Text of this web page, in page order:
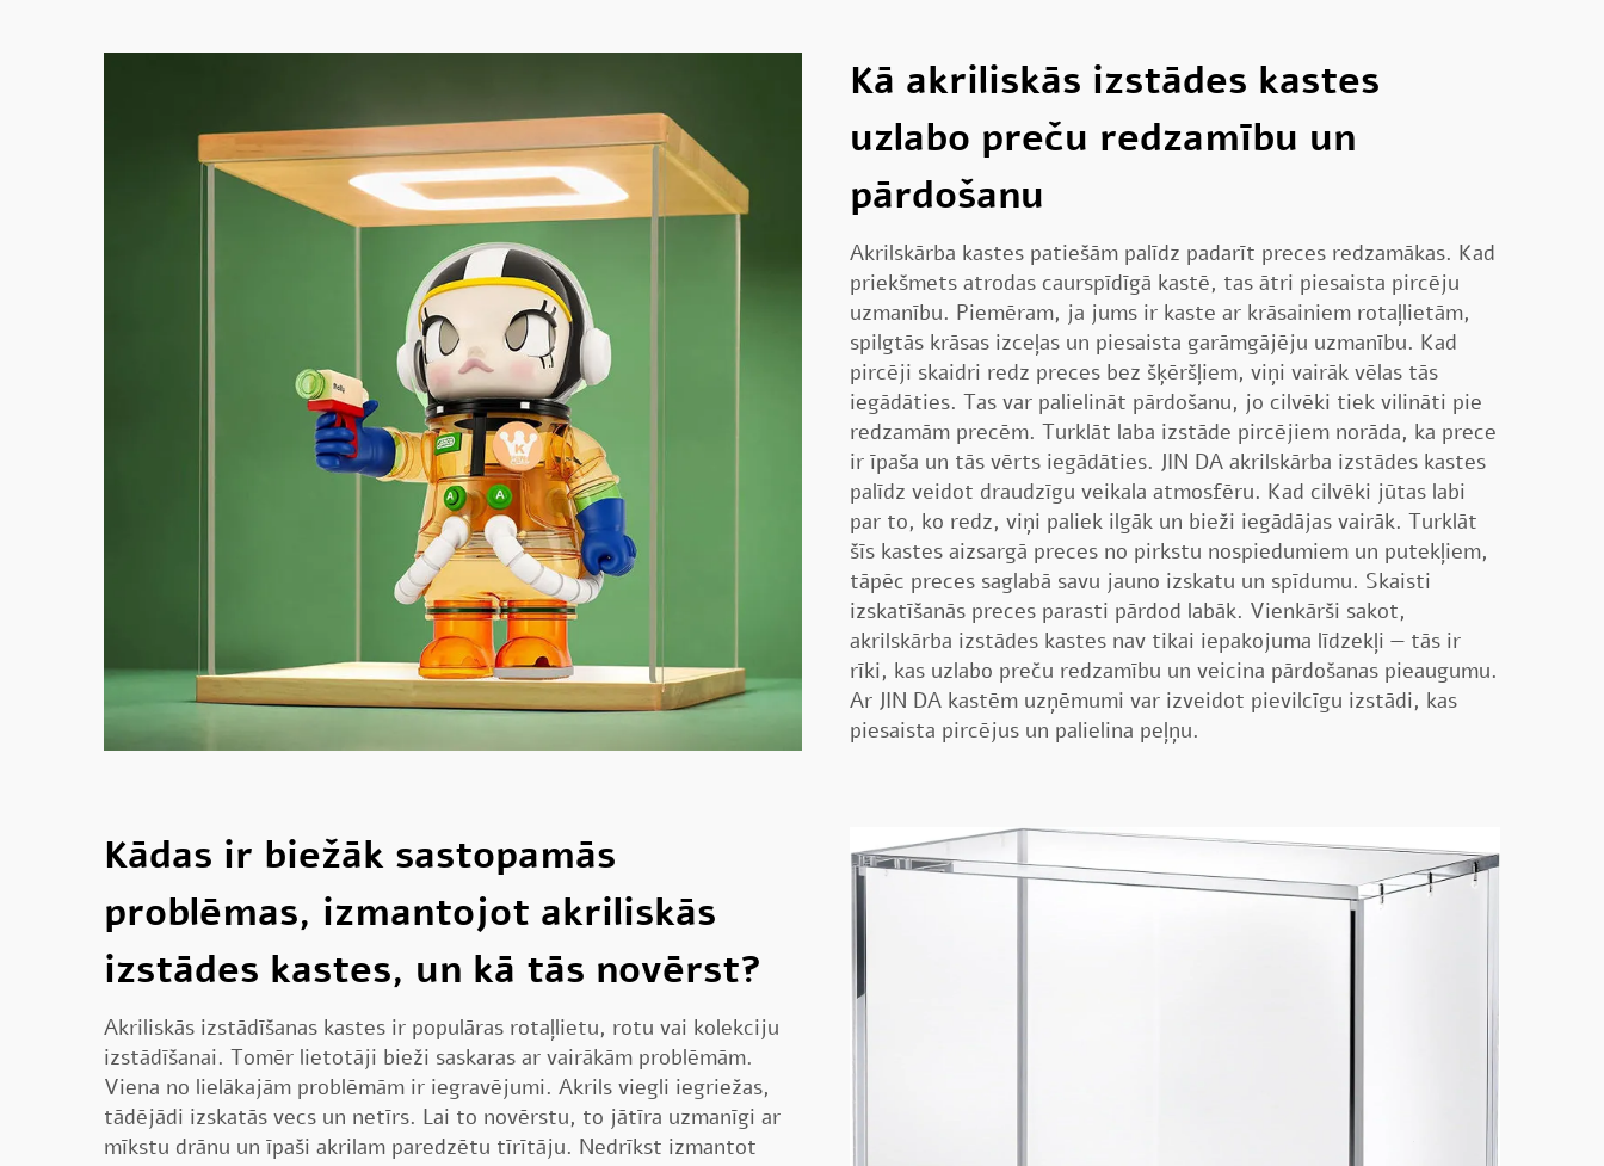
Kā akriliskās izstādes kastes
uzlabo preču redzamību un
pārdošanu
Akrilskārba kastes patiešām palīdz padarīt preces redzamākas. Kad
priekšmets atrodas caurspīdīgā kastē, tas ātri piesaista pircēju
uzmanību. Piemēram, ja jums ir kaste ar krāsainiem rotaļlietām,
spilgtās krāsas izceļas un piesaista garāmgājēju uzmanību. Kad
pircēji skaidri redz preces bez šķēršļiem, viņi vairāk vēlas tās
iegādāties. Tas var palielināt pārdošanu, jo cilvēki tiek vilināti pie
redzamām precēm. Turklāt laba izstāde pircējiem norāda, ka prece
ir īpaša un tās vērts iegādāties. JIN DA akrilskārba izstādes kastes
palīdz veidot draudzīgu veikala atmosfēru. Kad cilvēki jūtas labi
par to, ko redz, viņi paliek ilgāk un bieži iegādājas vairāk. Turklāt
šīs kastes aizsargā preces no pirkstu nospiedumiem un putekļiem,
tāpēc preces saglabā savu jauno izskatu un spīdumu. Skaisti
izskatīšanās preces parasti pārdod labāk. Vienkārši sakot,
akrilskārba izstādes kastes nav tikai iepakojuma līdzekļi — tās ir
rīki, kas uzlabo preču redzamību un veicina pārdošanas pieaugumu.
Ar JIN DA kastēm uzņēmumi var izveidot pievilcīgu izstādi, kas
piesaista pircējus un palielina peļņu.
Kādas ir biežāk sastopamās
problēmas, izmantojot akriliskās
izstādes kastes, un kā tās novērst?
Akriliskās izstādīšanas kastes ir populāras rotaļlietu, rotu vai kolekciju
izstādīšanai. Tomēr lietotāji bieži saskaras ar vairākām problēmām.
Viena no lielākajām problēmām ir iegravējumi. Akrils viegli iegriežas,
tādējādi izskatās vecs un netīrs. Lai to novērstu, to jātīra uzmanīgi ar
mīkstu drānu un īpaši akrilam paredzētu tīrītāju. Nedrīkst izmantot